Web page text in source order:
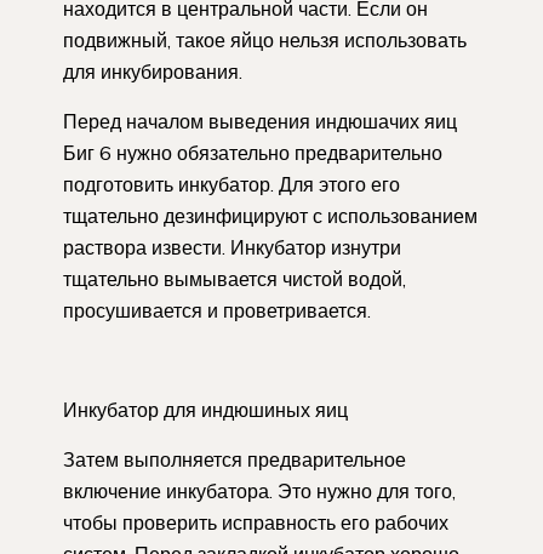
находится в центральной части. Если он
подвижный, такое яйцо нельзя использовать
для инкубирования.
Перед началом выведения индюшачих яиц
Биг 6 нужно обязательно предварительно
подготовить инкубатор. Для этого его
тщательно дезинфицируют с использованием
раствора извести. Инкубатор изнутри
тщательно вымывается чистой водой,
просушивается и проветривается.
Инкубатор для индюшиных яиц
Затем выполняется предварительное
включение инкубатора. Это нужно для того,
чтобы проверить исправность его рабочих